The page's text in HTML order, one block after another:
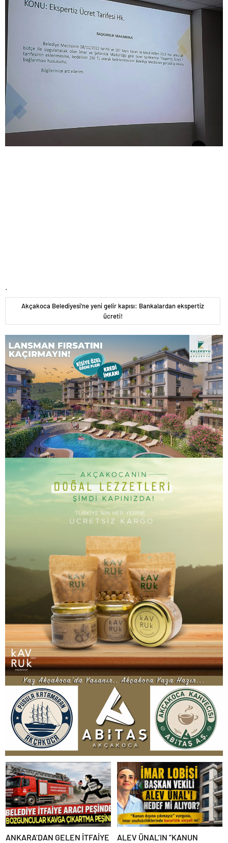
Akçakoca Belediyesi'ne yeni gelir kapısı: Bankalardan ekspertiz
ücreti!
ANKARA’DAN GELEN İTFAİYE
ALEV ÜNAL’IN ”KANUN